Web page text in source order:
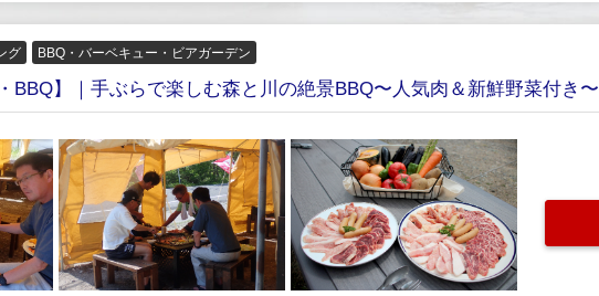
グ BBQ・バーベキュー・ビアガーデン
BBQ】｜手ぶらで楽しむ森と川の絶景BBQ〜人気肉＆新鮮野菜付き〜